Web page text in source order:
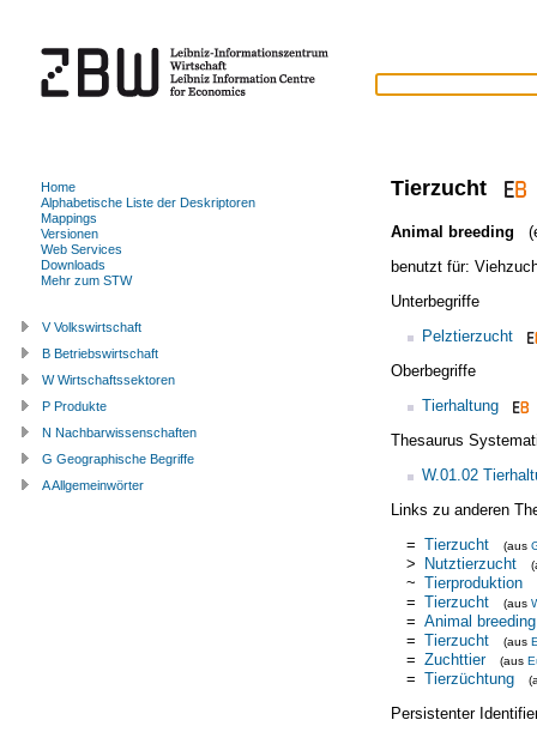
Tierzucht
Animal breeding
benutzt für:
Unterbegriffe
Pelztierzucht
Oberbegriffe
Tierhaltung
Thesaurus
W.01.02
Links zu anderen
= Tierzucht (aus
> Nutztierzucht
~ Tierproduktion
= Tierzucht (aus
= Animal breeding
= Tierzucht (aus
= Zuchttier (aus
= Tierzüchtung
Persistenter
Home
Alphabetische Liste der Deskriptoren
Mappings
Versionen
Web Services
Downloads
Mehr zum STW
V Volkswirtschaft
B Betriebswirtschaft
W Wirtschaftssektoren
P Produkte
N Nachbarwissenschaften
G Geographische Begriffe
A Allgemeinwörter